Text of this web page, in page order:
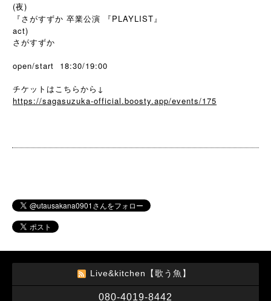
(夜)
『さがすずか 卒業公演 『PLAYLIST』
act)
さがすずか
open/start 18:30/19:00
チケットはこちらから↓
https://sagasuzuka-official.boosty.app/events/175
Live&kitchen【歌う魚】
080-4019-8442